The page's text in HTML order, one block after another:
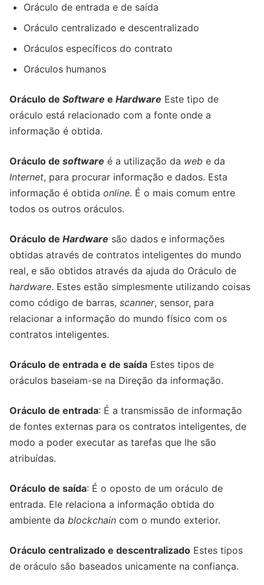
Oráculo de entrada e de saída
Oráculo centralizado e descentralizado
Oráculos específicos do contrato
Oráculos humanos
Oráculo de Software e Hardware Este tipo de
oráculo está relacionado com a fonte onde a
informação é obtida.
Oráculo de software é a utilização da web e da
Internet, para procurar informação e dados. Esta
informação é obtida online. É o mais comum entre
todos os outros oráculos.
Oráculo de Hardware são dados e informações
obtidas através de contratos inteligentes do mundo
real, e são obtidos através da ajuda do Oráculo de
hardware. Estes estão simplesmente utilizando coisas
como código de barras, scanner, sensor, para
relacionar a informação do mundo físico com os
contratos inteligentes.
Oráculo de entrada e de saída Estes tipos de
oráculos baseiam-se na Direção da informação.
Oráculo de entrada: É a transmissão de informação
de fontes externas para os contratos inteligentes, de
modo a poder executar as tarefas que lhe são
atribuídas.
Oráculo de saída: É o oposto de um oráculo de
entrada. Ele relaciona a informação obtida do
ambiente da blockchain com o mundo exterior.
Oráculo centralizado e descentralizado Estes tipos
de oráculo são baseados unicamente na confiança.